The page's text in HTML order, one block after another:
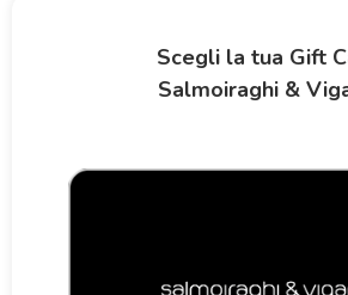
Scegli la tua Gift
Salmoiraghi &